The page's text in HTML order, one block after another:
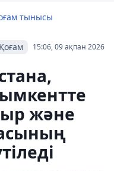
тынысы
15:06, 09 ақпан 2026
Қоғам
және